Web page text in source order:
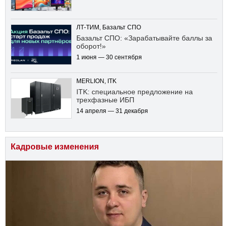
ЛТ-ТИМ, Базальт СПО
Базальт СПО: «Зарабатывайте баллы за
оборот!»
1 июня — 30 сентября
MERLION, ITK
ITK: специальное предложение на
трехфазные ИБП
14 апреля — 31 декабря
Кадровые изменения